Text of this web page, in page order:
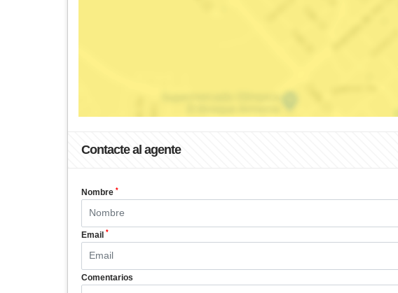
Contacte al agente
Nombre *
Email *
Comentarios